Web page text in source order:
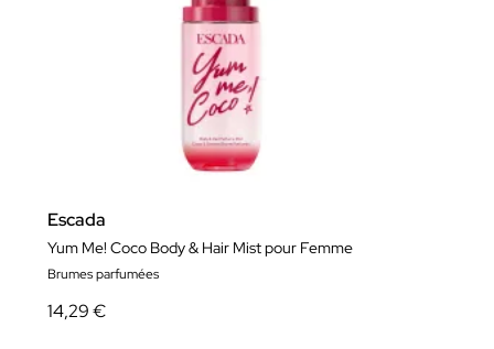
Escada
Yum Me! Coco Body & Hair Mist pour Femme
Brumes parfumées
14,29 €